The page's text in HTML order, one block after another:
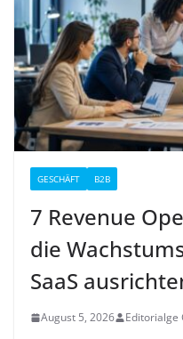
GESCHÄFT B2B
7 Revenue
die
SaaS
August 5, 2026 Editorialge